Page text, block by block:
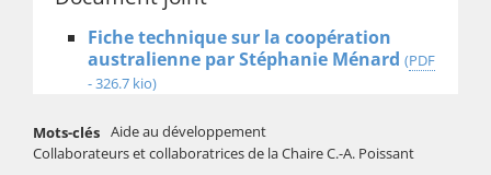
Fiche technique sur la coopération
australienne par Stéphanie Ménard (PDF
-326.7 kio)
Mots-clés Aide au développement
Collaborateurs et collaboratrices de la Chaire C.-A. Poissant